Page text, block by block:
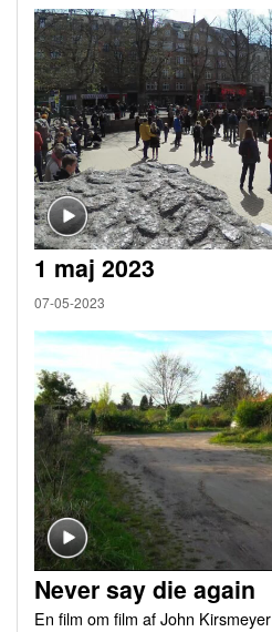
1 maj 2023
07-05-2023
Never say die again
En film om film af John Kirsmeyer